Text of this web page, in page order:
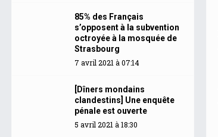
85% des Français
s’opposent à la subvention
octroyée à la mosquée de
Strasbourg
7 avril 2021 à 07:14
[Dîners mondains
clandestins] Une enquête
pénale est ouverte
5 avril 2021 à 18:30